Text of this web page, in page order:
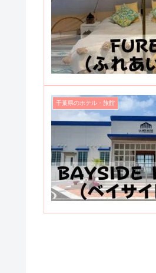
千葉県のホテル・旅館